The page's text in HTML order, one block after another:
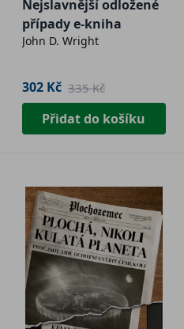
Nejslavnější odložené
případy e-kniha
John D. Wright
302 Kč 335 Kč
Přidat do košíku